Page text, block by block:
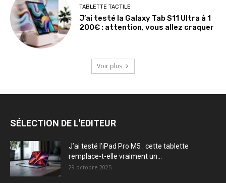
TABLETTE TACTILE
J’ai testé la Galaxy Tab S11 Ultra à 1
200€ : attention, vous allez craquer
Voir plus
SÉLECTION DE L'EDITEUR
J’ai testé l’iPad Pro M5 : cette tablette
remplace-t-elle vraiment un...
29 octobre 2025